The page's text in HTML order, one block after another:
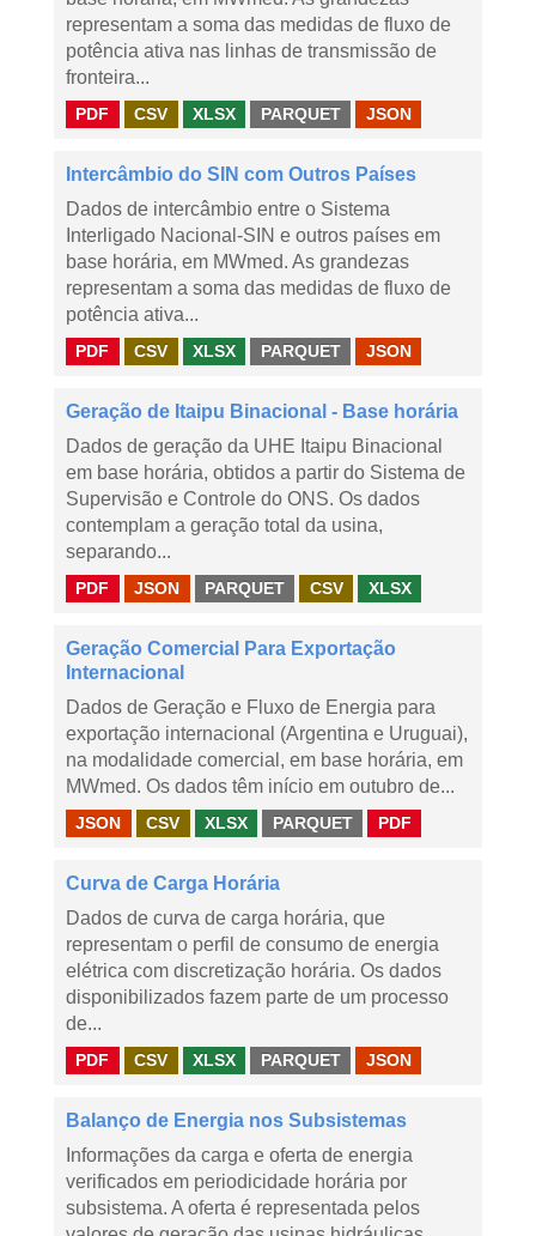
representam a soma das medidas de fluxo de
potência ativa nas linhas de transmissão de
fronteira...
PDF CSV XLSX PARQUET JSON
Intercâmbio do SIN com Outros Países
Dados de intercâmbio entre o Sistema
Interligado Nacional-SIN e outros países em
base horária, em MWmed. As grandezas
representam a soma das medidas de fluxo de
potência ativa...
PDF CSV XLSX PARQUET JSON
Geração de Itaipu Binacional - Base horária
Dados de geração da UHE Itaipu Binacional
em base horária, obtidos a partir do Sistema de
Supervisão e Controle do ONS. Os dados
contemplam a geração total da usina,
separando...
PDF JSON PARQUET CSV XLSX
Geração Comercial Para Exportação
Internacional
Dados de Geração e Fluxo de Energia para
exportação internacional (Argentina e Uruguai),
na modalidade comercial, em base horária, em
MWmed. Os dados têm início em outubro de...
JSON CSV XLSX PARQUET PDF
Curva de Carga Horária
Dados de curva de carga horária, que
representam o perfil de consumo de energia
elétrica com discretização horária. Os dados
disponibilizados fazem parte de um processo
de...
PDF CSV XLSX PARQUET JSON
Balanço de Energia nos Subsistemas
Informações da carga e oferta de energia
verificados em periodicidade horária por
subsistema. A oferta é representada pelos